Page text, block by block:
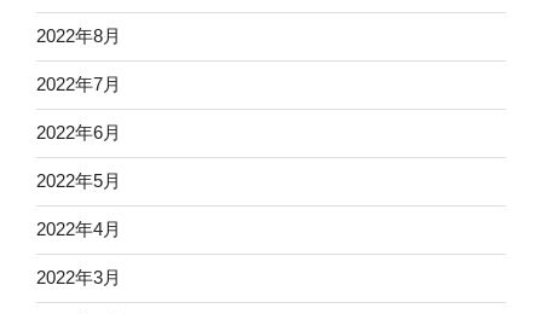
2022年8月
2022年7月
2022年6月
2022年5月
2022年4月
2022年3月